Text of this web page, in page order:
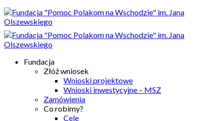
Fundacja
Złóż wniosek
Wnioski projektowe
Wnioski inwestycyjne – MSZ
Zamówienia
Co robimy?
Cele